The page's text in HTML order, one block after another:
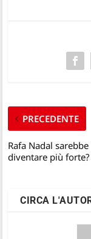
PRECEDENTE
Rafa Nadal
diventare più forte?
CIRCA